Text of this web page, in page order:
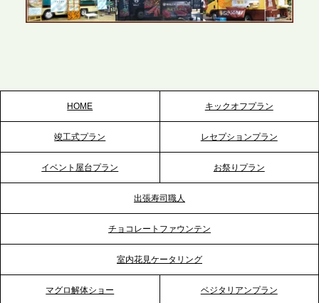
2026.5.22
2026.5.20
プレスリリースのご案内｜ケータリングのセカンド
2026.5.12
プレスリリースのご案内｜ケータリングのセカンド
HOME キックオフプラン
竣工式プラン レセプションプラン
イベント屋台プラン お祭りプラン
出張寿司職人
チョコレートファウンテン
室内花見ケータリング
マグロ解体ショー ベジタリアンプラン